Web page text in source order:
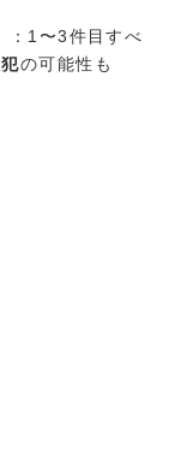
：1〜3件目すべ
の可能性も